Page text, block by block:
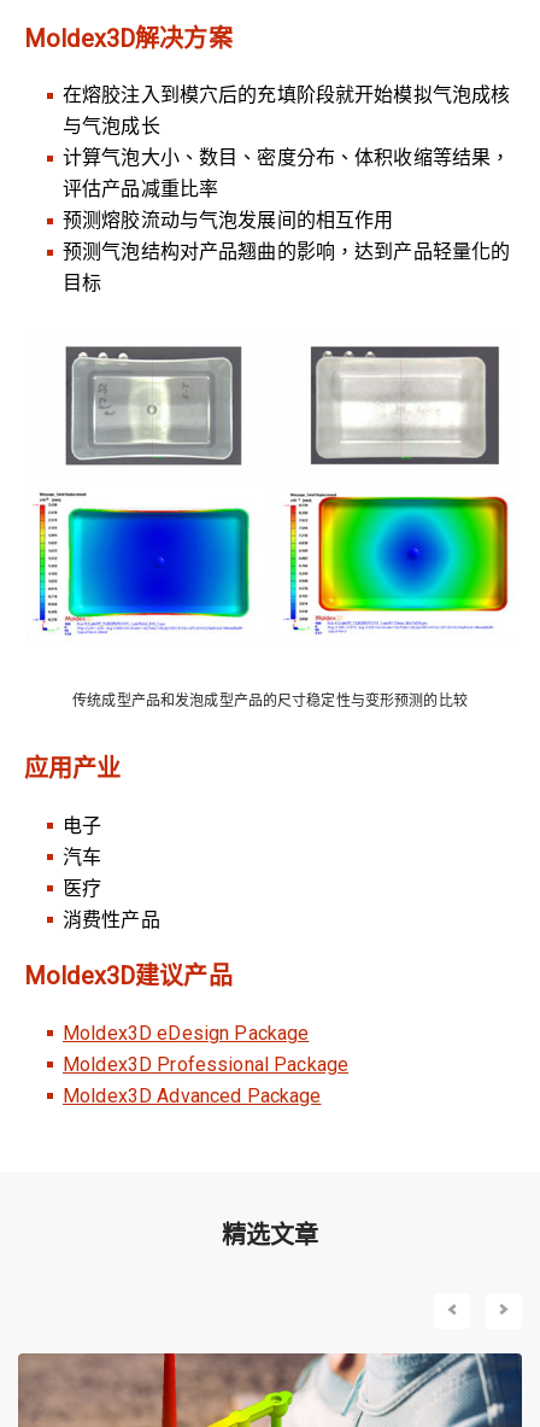
Moldex3D解决方案
在熔胶注入到模穴后的充填阶段就开始模拟气泡成核
与气泡成长
计算气泡大小、数目、密度分布、体积收缩等结果，
评估产品减重比率
预测熔胶流动与气泡发展间的相互作用
预测气泡结构对产品翘曲的影响，达到产品轻量化的
目标
传统成型产品和发泡成型产品的尺寸稳定性与变形预测的比较
应用产业
电子
汽车
医疗
消费性产品
Moldex3D建议产品
Moldex3D eDesign Package
Moldex3D Professional Package
Moldex3D Advanced Package
精选文章